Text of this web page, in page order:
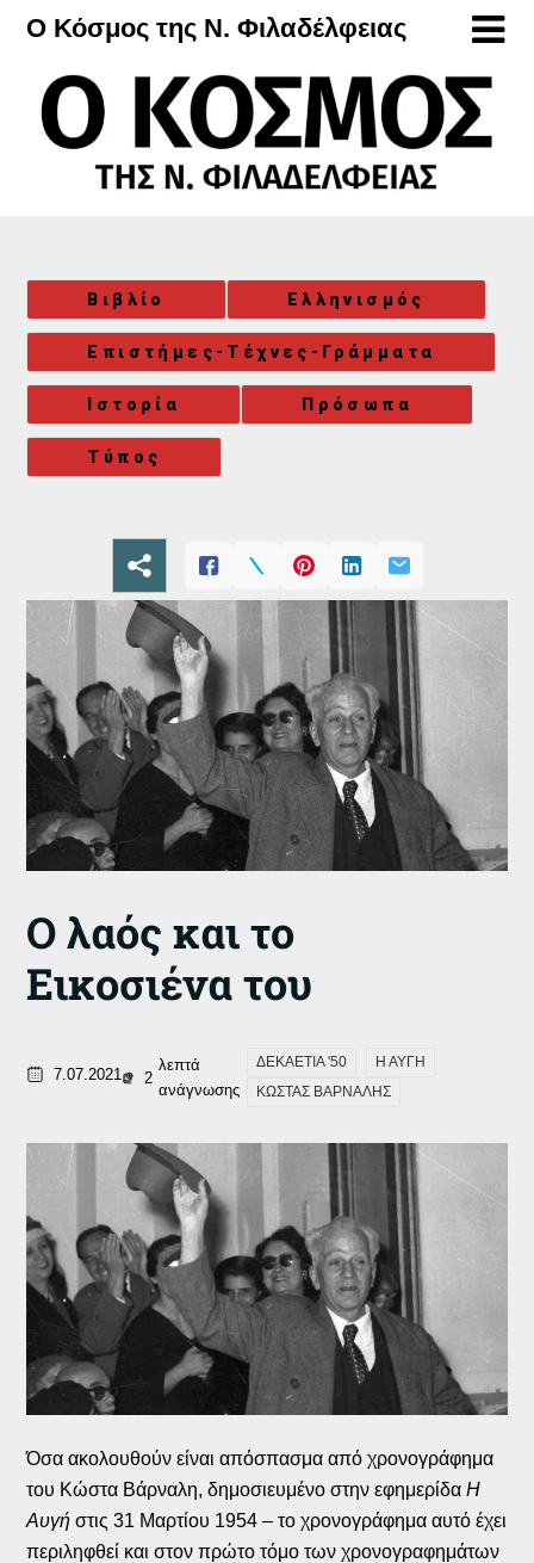
Μετάβαση
περιεχόμενο
Ο Κόσμος της Ν. Φιλαδέλφειας
Βιβλίο Ελληνισμός
Επιστήμες-Τέχνες-Γράμματα
Ιστορία Πρόσωπα
Τύπος
Ο λαός και το
Εικοσιένα του
7.07.2021 2
λεπτά
ανάγνωσης
ΔΕΚΑΕΤΙΑ '50
Η ΑΥΓΗ
ΚΩΣΤΑΣ ΒΑΡΝΑΛΗΣ
Όσα ακολουθούν είναι απόσπασμα από χρονογράφημα
του Κώστα Βάρναλη, δημοσιευμένο στην εφημερίδαΗ
Αυγή στις 31 Μαρτίου 1954 – το χρονογράφημα αυτό έχει
περιληφθεί και στον πρώτο τόμο των χρονογραφημάτων